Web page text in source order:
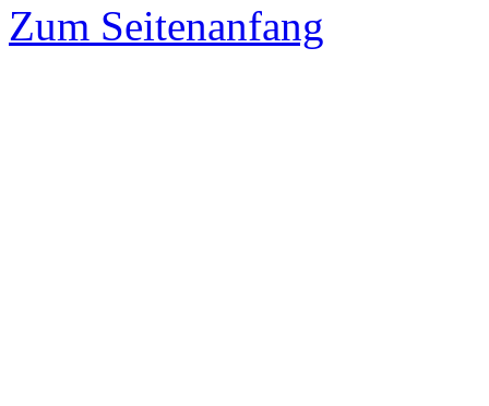
Zum Seitenanfang